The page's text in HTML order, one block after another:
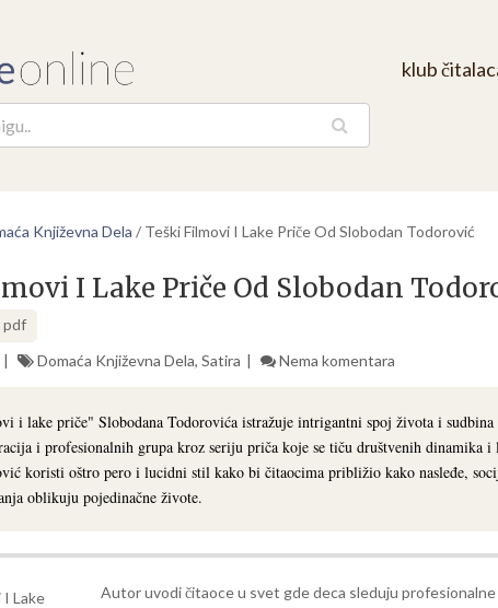
klub
Književna Dela / Teški Filmovi I Lake Priče Od Slobodan Todorović
I Lake Priče Od Slobodan
pdf
Domaća Književna Dela, Satira Nema komentara
i lake priče" Slobodana Todorovića istražuje intrigantni spoj života i sudbina
i profesionalnih grupa kroz seriju priča koje se tiču društvenih dinamika i
koristi oštro pero i lucidni stil kako bi čitaocima približio kako nasleđe,
oblikuju pojedinačne živote.
Autor uvodi čitaoce u svet gde deca sleduju